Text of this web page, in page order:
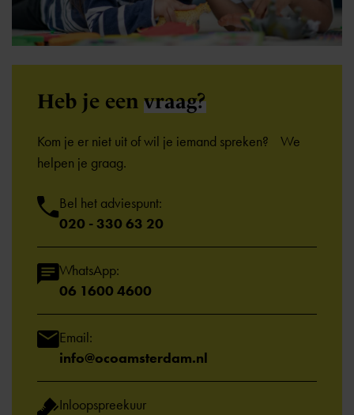
Heb je een vraag?
Kom je er niet uit of wil je iemand spreken? We
helpen je graag.
Bel het adviespunt:
020 - 330 63 20
WhatsApp:
06 1600 4600
Email:
info@ocoamsterdam.nl
Inloopspreekuur